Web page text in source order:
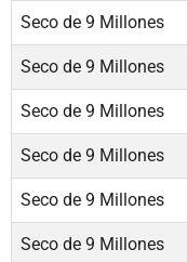
Seco de 9 Millones
Seco de 9 Millones
Seco de 9 Millones
Seco de 9 Millones
Seco de 9 Millones
Seco de 9 Millones